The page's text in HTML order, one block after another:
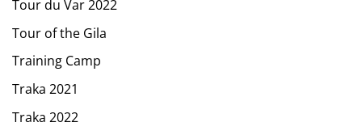
Tour du Var 2022
Tour of the Gila
Training Camp
Traka 2021
Traka 2022